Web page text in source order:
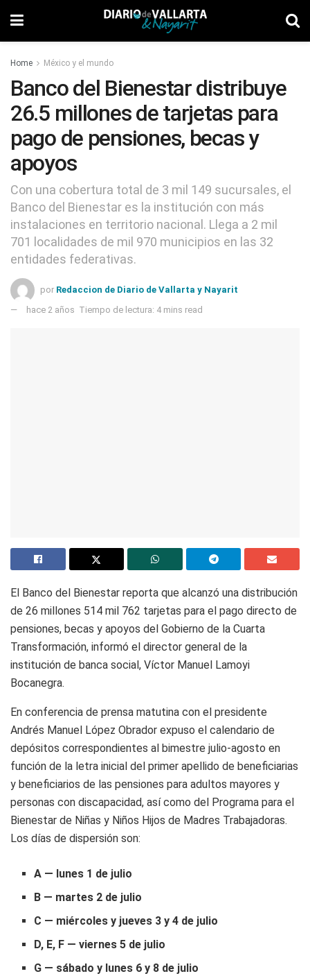
Home México y el mundo
Banco del Bienestar distribuye
26.5 millones de tarjetas para
pago de pensiones, becas y
apoyos
Con una cobertura total de 3 mil 149 sucursales, el
Banco del Bienestar es la institución con más
instalaciones en territorio nacional. Llega a 2 mil
701 localidades de mil 970 municipios en las 32
entidades federativas.
por Redaccion de Diario de Vallarta y Nayarit
hace 2 años Tiempo de lectura: 4 mins read
El Banco del Bienestar reporta que alcanzó una distribución
de 26 millones 514 mil 762 tarjetas para el pago directo de
pensiones, becas y apoyos del Gobierno de la Cuarta
Transformación, informó el director general de la
institución de banca social, Víctor Manuel Lamoyi
Bocanegra.
En conferencia de prensa matutina con el presidente
Andrés Manuel López Obrador expuso el calendario de
depósitos correspondientes al bimestre julio-agosto en
función de la letra inicial del primer apellido de beneficiarias
y beneficiarios de las pensiones para adultos mayores y
personas con discapacidad, así como del Programa para el
Bienestar de Niñas y Niños Hijos de Madres Trabajadoras.
Los días de dispersión son:
A — lunes 1 de julio
B — martes 2 de julio
C — miércoles y jueves 3 y 4 de julio
D, E, F — viernes 5 de julio
G — sábado y lunes 6 y 8 de julio